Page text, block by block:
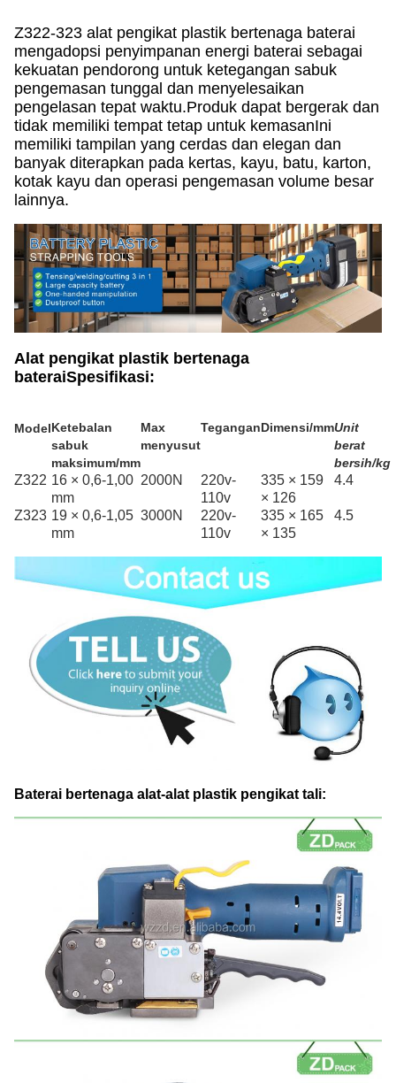
Z322-323 alat pengikat plastik bertenaga baterai
mengadopsi penyimpanan energi baterai sebagai
kekuatan pendorong untuk ketegangan sabuk
pengemasan tunggal dan menyelesaikan
pengelasan tepat waktu.Produk dapat bergerak dan
tidak memiliki tempat tetap untuk kemasanIni
memiliki tampilan yang cerdas dan elegan dan
banyak diterapkan pada kertas, kayu, batu, karton,
kotak kayu dan operasi pengemasan volume besar
lainnya.
Alat pengikat plastik bertenaga
bateraiSpesifikasi:
ModelKetebalan
sabuk
maksimum/mm
Max
menyusut
TeganganDimensi/mmUnit
berat
bersih/kg
Z322 16 × 0,6-1,00
mm
2000N
220v-
110v
335 × 159
× 126
4.4
Z323 19 × 0,6-1,05
mm
3000N
220v-
110v
335 × 165
× 135
4.5
Baterai bertenaga alat-alat plastik pengikat tali: